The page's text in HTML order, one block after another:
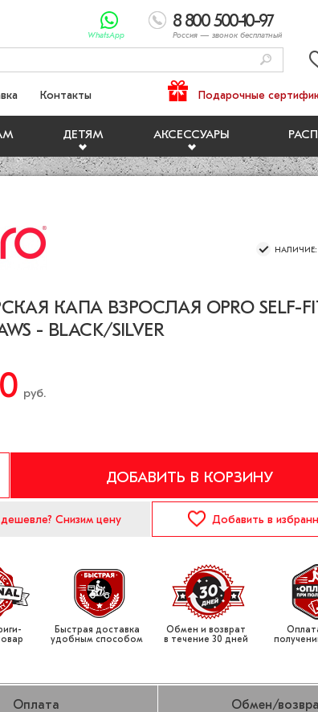
8 800 500-10-97
Россия — звонок бесплатный
WhatsApp
ДЕТЯМ АКСЕССУАРЫ
Контакты Подарочные
НАЛИЧИЕ:
КАПА ВЗРОСЛАЯ OPRO SELF-
- BLACK/SILVER
руб.
ДОБАВИТЬ В КОРЗИНУ
Снизим цену Добавить в
Быстрая доставка
удобным способом
Обмен и возврат
в течение 30 дней
Оплата Обмен/